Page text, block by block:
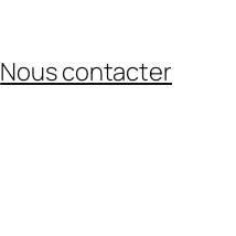
Nous contacter